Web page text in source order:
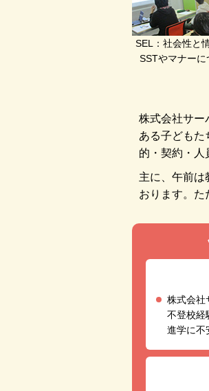
SEL：社会性と
SSTやマナーに
株式会社サー
ある子どもた
的・契約・人
主に、午前は
おります。た
株式会社
不登校経
進学に不